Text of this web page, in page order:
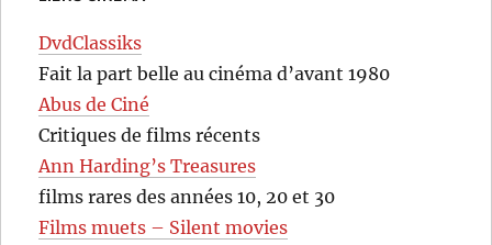
DvdClassiks
Fait la part belle au cinéma d’avant 1980
Abus de Ciné
Critiques de films récents
Ann Harding’s Treasures
films rares des années 10, 20 et 30
Films muets – Silent movies